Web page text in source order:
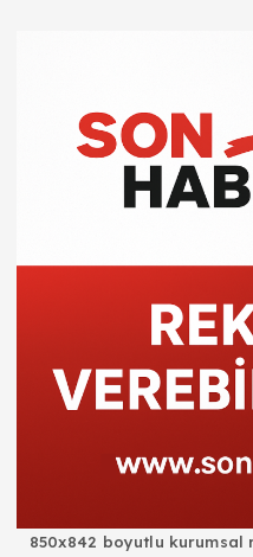
850x842 boyutlu kurumsal